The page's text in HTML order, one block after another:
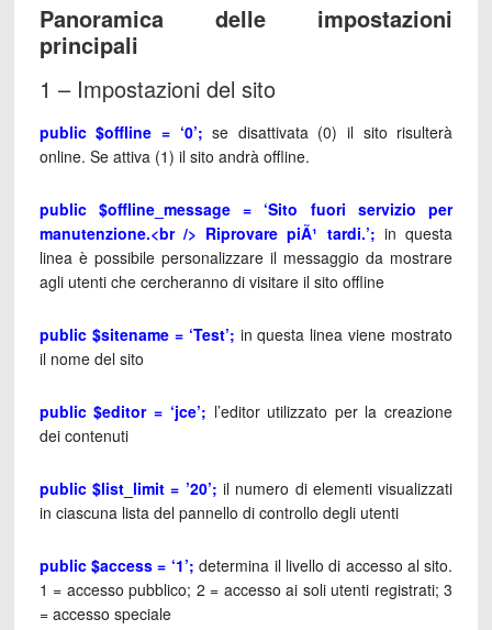
Panoramica delle impostazioni
principali
1 – Impostazioni del sito
public $offline = ‘0’; se disattivata (0) il sito risulterà
online. Se attiva (1) il sito andrà offline.
public $offline_message = ‘Sito fuori servizio per
manutenzione.<br /> Riprovare piÃ¹ tardi.’; in questa
linea è possibile personalizzare il messaggio da mostrare
agli utenti che cercheranno di visitare il sito offline
public $sitename = ‘Test’; in questa linea viene mostrato
il nome del sito
public $editor = ‘jce’; l’editor utilizzato per la creazione
dei contenuti
public $list_limit = ’20’; il numero di elementi visualizzati
in ciascuna lista del pannello di controllo degli utenti
public $access = ‘1’;determina il livello di accesso al sito.
1 = accesso pubblico; 2 = accesso ai soli utenti registrati; 3
= accesso speciale